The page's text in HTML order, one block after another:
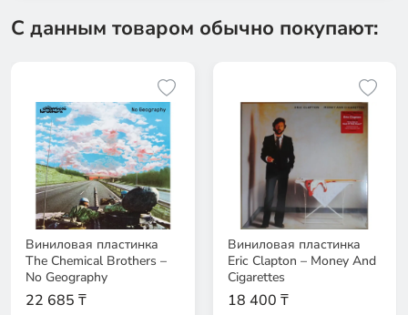
С данным товаром обычно покупают:
Виниловая пластинка
The Chemical Brothers –
No Geography
22 685 ₸
Виниловая пластинка
Eric Clapton – Money And
Cigarettes
18 400 ₸